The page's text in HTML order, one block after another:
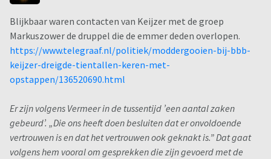
Blijkbaar waren contacten van Keijzer met de groep
Markuszower de druppel die de emmer deden overlopen.
https://www.telegraaf.nl/politiek/moddergooien-bij-bbb-
keijzer-dreigde-tientallen-keren-met-
opstappen/136520690.html
Er zijn volgens Vermeer in de tussentijd ’een aantal zaken
gebeurd’. „Die ons heeft doen besluiten dat er onvoldoende
vertrouwen is en dat het vertrouwen ook geknakt is.” Dat gaat
volgens hem vooral om gesprekken die zijn gevoerd met de